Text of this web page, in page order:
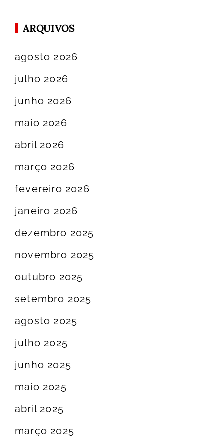
ARQUIVOS
agosto 2026
julho 2026
junho 2026
maio 2026
abril 2026
março 2026
fevereiro 2026
janeiro 2026
dezembro 2025
novembro 2025
outubro 2025
setembro 2025
agosto 2025
julho 2025
junho 2025
maio 2025
abril 2025
março 2025